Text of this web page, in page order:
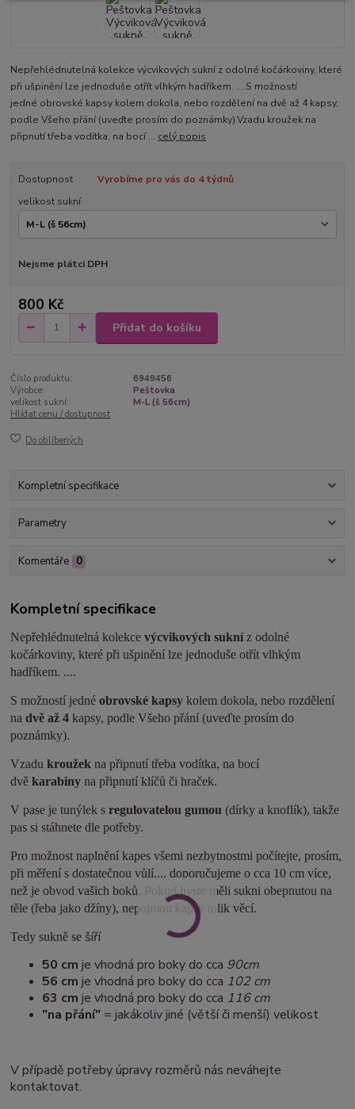
Nepřehlédnutelná kolekce výcvikových sukní z odolné kočárkoviny, které
při ušpinění lze jednoduše otřít vlhkým hadříkem. ....S možností
jedné obrovské kapsy kolem dokola, nebo rozdělení na dvě až 4 kapsy,
podle Všeho přání (uveďte prosím do poznámky).Vzadu kroužek na
připnutí třeba vodítka, na bocí ... celý popis
Dostupnost
Vyrobíme pro vás do 4 týdnů
velikost sukní
Nejsme plátci DPH
800 Kč
Přidat do košíku
Číslo produktu:
6949456
Výrobce:
Peštovka
velikost sukní:
M-L (š 56cm)
Hlídat cenu / dostupnost
Do oblíbených
Kompletní specifikace
Parametry
Komentáře 0
Kompletní specifikace
Nepřehlédnutelná kolekcevýcvikových sukníz odolné
kočárkoviny, které při ušpinění lze jednoduše otřít vlhkým
hadříkem. ....
S možností jednéobrovské kapsy kolem dokola, nebo rozdělení
nadvě až 4 kapsy, podle Všeho přání (uveďte prosím do
poznámky).
Vzadukroužek na připnutí třeba vodítka, na bocí
dvěkarabiny na připnutí klíčů či hraček.
V pase je tunýlek sregulovatelou gumou (dírky a knoflík), takže
pas si stáhnete dle potřeby.
Pro možnost naplnění kapes všemi nezbytnostmi počítejte, prosím,
při měření s dostatečnou vůlí.... doporučujeme o cca 10 cm více,
než je obvod vašich boků. Pokud byste měli sukni obepnutou na
těle (řeba jako džíny), nepojmou kapsy tolik věcí.
Tedy sukně se šíří
50 cm je vhodná pro boky do cca 90cm
56 cm je vhodná pro boky do cca 102 cm
63 cm je vhodná pro boky do cca 116 cm
"na přání" = jakákoliv jiné (větší či menší) velikost
V případě potřeby úpravy rozměrů nás neváhejte
kontaktovat.